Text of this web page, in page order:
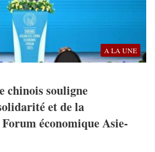
A LA UNE
chinois souligne
et de la
économique Asie-